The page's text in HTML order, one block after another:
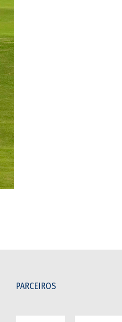
PARCEIROS